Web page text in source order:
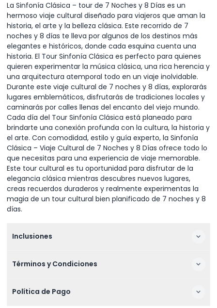
La Sinfonía Clásica – tour de 7 Noches y 8 Días es un
hermoso viaje cultural diseñado para viajeros que aman la
historia, el arte y la belleza clásica. Este recorrido de 7
noches y 8 días te lleva por algunos de los destinos más
elegantes e históricos, donde cada esquina cuenta una
historia. El Tour Sinfonía Clásica es perfecto para quienes
quieren experimentar la música clásica, una rica herencia y
una arquitectura atemporal todo en un viaje inolvidable.
Durante este viaje cultural de 7 noches y 8 días, explorarás
lugares emblemáticos, disfrutarás de tradiciones locales y
caminarás por calles llenas del encanto del viejo mundo.
Cada día del Tour Sinfonía Clásica está planeado para
brindarte una conexión profunda con la cultura, la historia y
el arte. Con comodidad, estilo y guía experto, la Sinfonía
Clásica – Viaje Cultural de 7 Noches y 8 Días ofrece todo lo
que necesitas para una experiencia de viaje memorable.
Este tour cultural es tu oportunidad para disfrutar de la
elegancia clásica mientras descubres nuevos lugares,
creas recuerdos duraderos y realmente experimentas la
magia de un tour cultural bien planificado de 7 noches y 8
días.
Inclusiones
Términos y Condiciones
Política de Pago